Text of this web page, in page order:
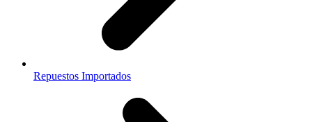
Repuestos Importados